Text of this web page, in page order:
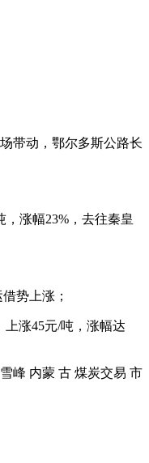
带动，鄂尔多斯公路长
涨幅23%，去往秦皇
势上涨；
涨45元/吨，涨幅达
峰 内蒙 古 煤炭交易 市